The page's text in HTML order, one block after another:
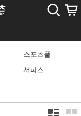
스포츠풀
서파스